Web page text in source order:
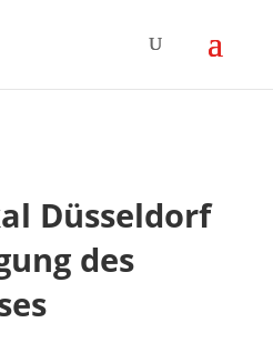
Düsseldorf
des